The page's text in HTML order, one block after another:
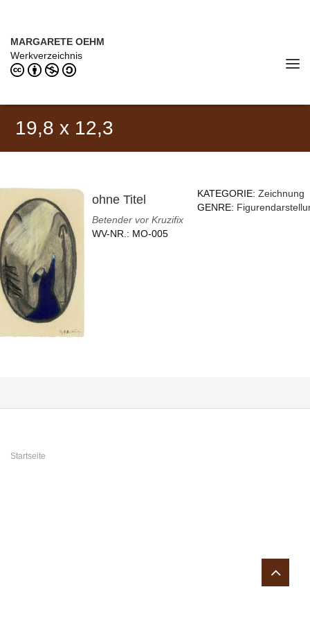
MARGARETE OEHM
Werkverzeichnis
19,8 x 12,3
ohne Titel
Betender vor Kruzifix
WV-NR.: MO-005
KATEGORIE:Zeichnung
GENRE:
Sie sind hier
Startseite